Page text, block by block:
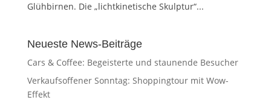
Glühbirnen. Die „lichtkinetische Skulptur“...
Neueste News-Beiträge
Cars & Coffee: Begeisterte und staunende Besucher
Verkaufsoffener Sonntag: Shoppingtour mit Wow-
Effekt